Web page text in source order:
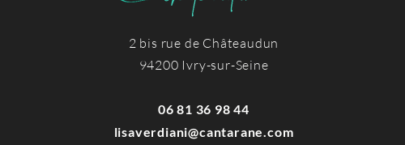
2 bis rue de Châteaudun
94200 Ivry-sur-Seine
06 81 36 98 44
lisaverdiani@cantarane.com